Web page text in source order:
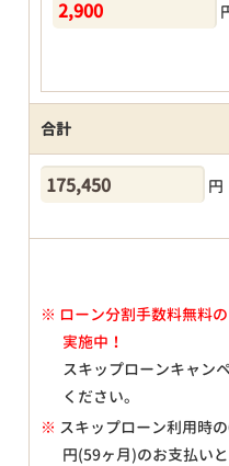
合計
円
※ ローン分割手数料無料
実施中！
スキップローンキャン
ください。
※ スキップローン利用時
円(59ヶ月)のお支払いと